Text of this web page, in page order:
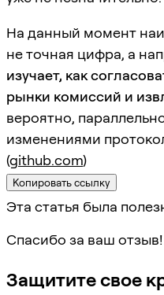
На данный момент
не точная цифра, а
изучает, как
рынки комиссий и
вероятно,
изменениями
(github.com)
Копировать ссылку
Эта статья была
Спасибо за ваш отзыв!
Защитите свое